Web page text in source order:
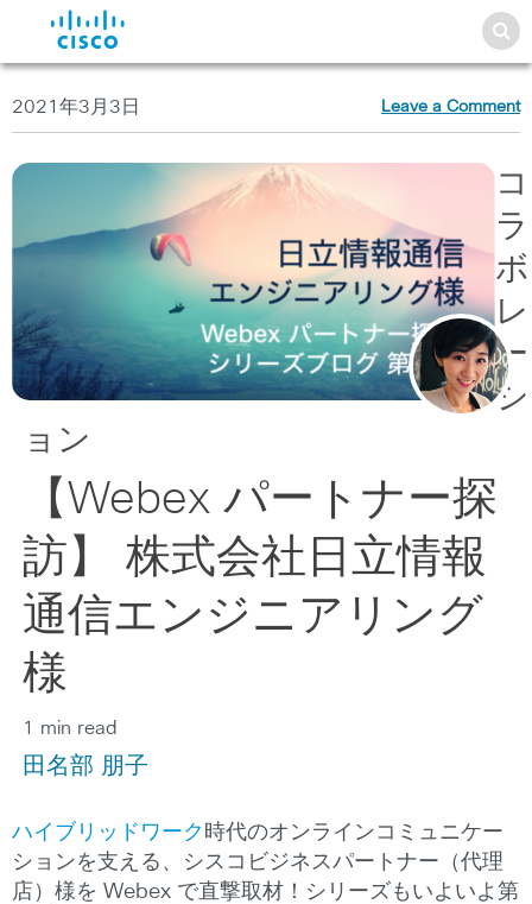
2021年3月3日 Leave a Comment
コ
ラ
ボ
レ
ー
シ
ョン
【Webex パートナー探
訪】 株式会社日立情報
通信エンジニアリング
様
1 min read
田名部 朋子
ハイブリッドワーク 時代のオンラインコミュニケー
ションを支える、シスコビジネスパートナー（代理
店）様を Webex で直撃取材！シリーズもいよいよ第